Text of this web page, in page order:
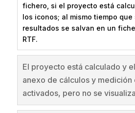
fichero, si el proyecto está
los iconos; al mismo tiempo
resultados se salvan en un
RTF.
El proyecto está calculado y
anexo de cálculos y medición
activados, pero no se